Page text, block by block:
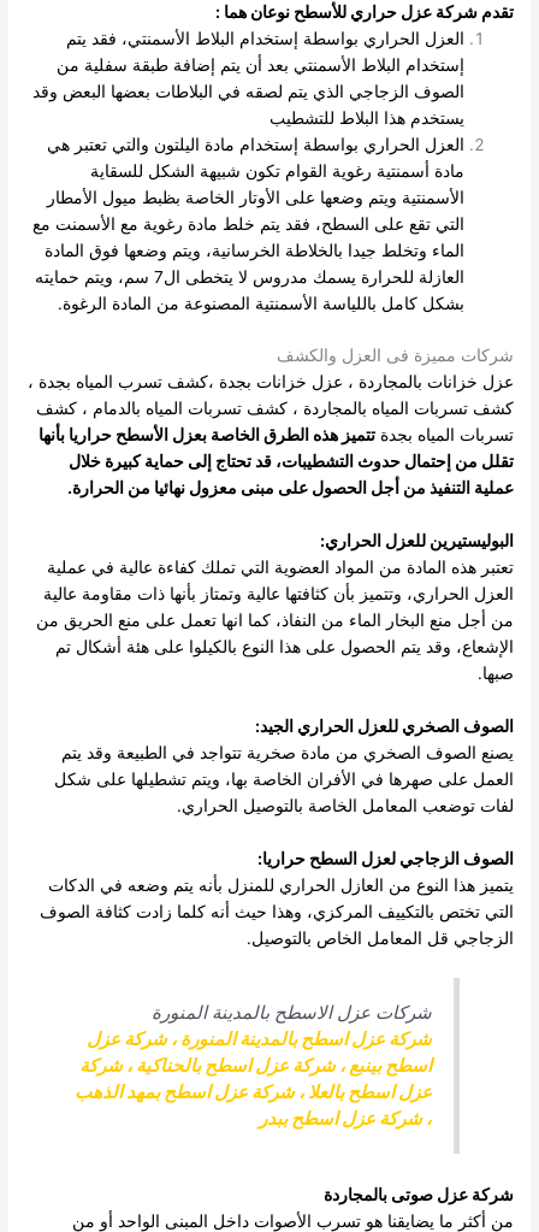
تقدم شركة عزل حراري للأسطح نوعان هما :
العزل الحراري بواسطة إستخدام البلاط الأسمنتي، فقد يتم
إستخدام البلاط الأسمنتي بعد أن يتم إضافة طبقة سفلية من
الصوف الزجاجي الذي يتم لصقه في البلاطات بعضها البعض وقد
يستخدم هذا البلاط للتشطيب
العزل الحراري بواسطة إستخدام مادة اليلتون والتي تعتبر هي
مادة أسمنتية رغوية القوام تكون شبيهة الشكل للسقاية
الأسمنتية ويتم وضعها على الأوتار الخاصة بظبط ميول الأمطار
التي تقع على السطح، فقد يتم خلط مادة رغوية مع الأسمنت مع
الماء وتخلط جيدا بالخلاطة الخرسانية، ويتم وضعها فوق المادة
العازلة للحرارة يسمك مدروس لا يتخطى ال7 سم، ويتم حمايته
بشكل كامل باللياسة الأسمنتية المصنوعة من المادة الرغوة.
شركات مميزة فى العزل والكشف
عزل خزانات بالمجاردة ، عزل خزانات بجدة ،كشف تسرب المياه بجدة ،
كشف تسربات المياه بالمجاردة ، كشف تسربات المياه بالدمام ،كشف
تسربات المياه بجدة تتميز هذه الطرق الخاصة بعزل الأسطح حراريا بأنها
تقلل من إحتمال حدوث التشطيبات، قد تحتاج إلى حماية كبيرة خلال
عملية التنفيذ من أجل الحصول على مبنى معزول نهائيا من الحرارة.
البوليستيرين للعزل الحراري:
تعتبر هذه المادة من المواد العضوية التي تملك كفاءة عالية في عملية
العزل الحراري، وتتميز بأن كثافتها عالية وتمتاز بأنها ذات مقاومة عالية
من أجل منع البخار الماء من النفاذ، كما انها تعمل على منع الحريق من
الإشعاع، وقد يتم الحصول على هذا النوع بالكيلوا على هئة أشكال تم
صبها.
الصوف الصخري للعزل الحراري الجيد:
يصنع الصوف الصخري من مادة صخرية تتواجد في الطبيعة وقد يتم
العمل على صهرها في الأفران الخاصة بها، ويتم تشطيلها على شكل
لفات توضعب المعامل الخاصة بالتوصيل الحراري.
الصوف الزجاجي لعزل السطح حراريا:
يتميز هذا النوع من العازل الحراري للمنزل بأنه يتم وضعه في الدكات
التي تختص بالتكييف المركزي، وهذا حيث أنه كلما زادت كثافة الصوف
الزجاجي قل المعامل الخاص بالتوصيل.
شركات عزل الاسطح بالمدينة المنورة
شركة عزل اسطح بالمدينة المنورة،شركة عزل
اسطح بينبع،شركة عزل اسطح بالحناكية،شركة
عزل اسطح بالعلا،شركة عزل اسطح بمهد الذهب
،شركة عزل اسطح ببدر
شركة عزل صوتى بالمجاردة
من أكثر ما يضايقنا هو تسرب الأصوات داخل المبنى الواحد أو من